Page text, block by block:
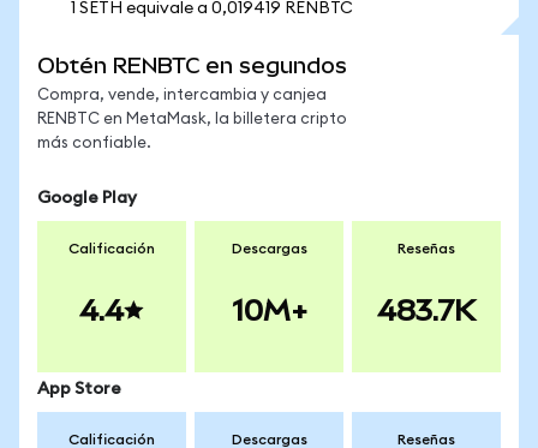
1 SETH equivale a 0,019419 RENBTC
Obtén RENBTC en segundos
Compra, vende, intercambia y canjea
RENBTC en MetaMask, la billetera cripto
más confiable.
Google Play
Calificación
4.4
Descargas
10M+
Reseñas
483.7K
App Store
Calificación Descargas Reseñas